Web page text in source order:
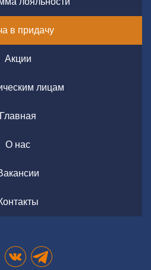
в придачу
Акции
лицам
Главная
О нас